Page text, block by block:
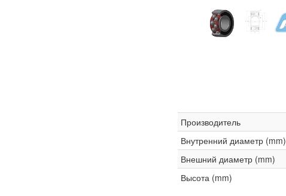
Производитель
Внутренний диаметр (mm)
Внешний диаметр (mm)
Высота (mm)